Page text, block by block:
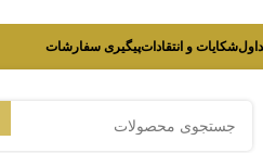
شکایات و انتقاداتپیگیری سفارشات